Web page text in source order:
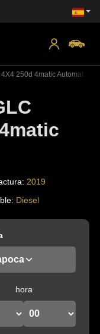
250d 4matic Automat
: 2019
: Diesel
hora